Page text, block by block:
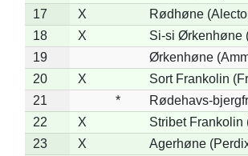
17
X
Rødhøne
18
X
Si-si Ørkenhøne
19
Ørkenhøne
20
X
Sort Frankolin
21
*
Rødehavs-
22
X
Stribet Frankolin
23
X
Agerhøne